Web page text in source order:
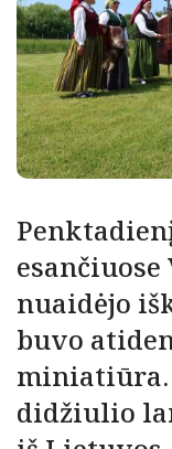
nuaidėjo
buvo
miniatiūra.
didžiulio